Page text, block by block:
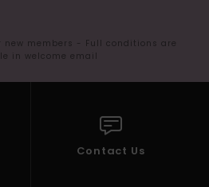
members - Full conditions are
in welcome email
Contact Us